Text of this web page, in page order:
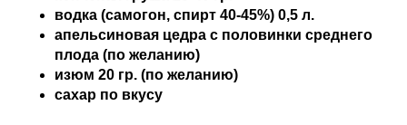
водка (самогон, спирт 40-45%) 0,5 л.
апельсиновая цедра с половинки среднего
плода (по желанию)
изюм 20 гр. (по желанию)
сахар по вкусу